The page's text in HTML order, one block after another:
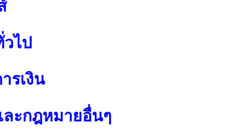
ไป
รเงิน
ะกฎหมายอื่นๆ